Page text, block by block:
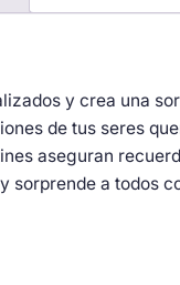
y crea una
de tus seres
aseguran
sorprende a todos